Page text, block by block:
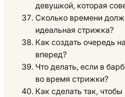
девушкой, которая
Сколько времени
идеальная стрижка?
Как создать очередь
вперед?
Что делать, если в
во время стрижки?
Как сделать так, чтобы